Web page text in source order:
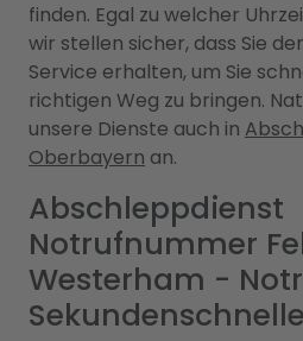
finden. Egal zu welcher
wir stellen sicher, dass Sie
Service erhalten, um Sie
richtigen Weg zu bringen.
unsere Dienste auch in
Oberbayern an.
Abschleppdienst
Notrufnummer
Westerham -